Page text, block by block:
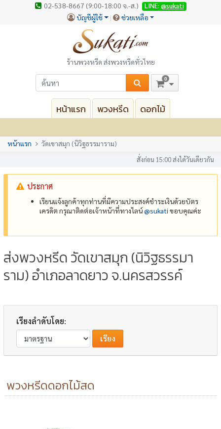
02-538-8667 (9:00-18:00 จ.-ส.) LINE: @sukati
บัญชีผู้ใช้ ช่วยเหลือ
ร้านพวงหรีด ส่งพวงหรีดทั่วไทย
0
หน้าแรก พวงหรีด ดอกไม้
หน้าแรก วัดเขาสมุก (นิวิฐธรรมาราม)
สั่งก่อน 15:00 ส่งได้วันเดียวกัน
ประกาศ
เรียนแจ้งลูกค้าทุกท่านที่มีความประสงค์ชำระเงินด้วยบัตร
เครดิต กรุณาติดต่อเจ้าหน้าที่ทางไลน์@‌sukati ขอบคุณค่ะ
ส่งพวงหรีด วัดเขาสมุก (นิวิฐธรรมา
ราม) อำเภอลาดยาว จ.นครสวรรค์
เรียงลำดับโดย:
พวงหรีดดอกไม้สด